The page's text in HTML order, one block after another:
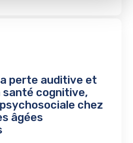
perte auditive et
santé cognitive,
chez
âgées